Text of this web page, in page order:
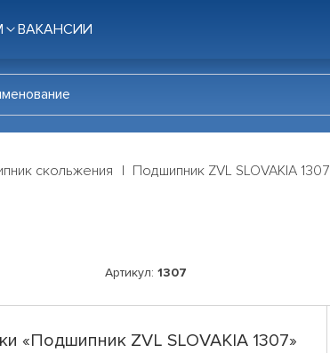
ВАКАНСИИ
скольжения Подшипник ZVL SLOVAKIA 1307
Артикул: 1307
«Подшипник ZVL SLOVAKIA 1307»